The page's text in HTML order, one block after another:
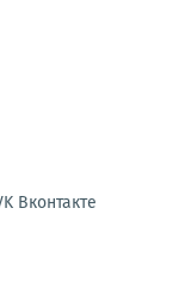
Вконтакте